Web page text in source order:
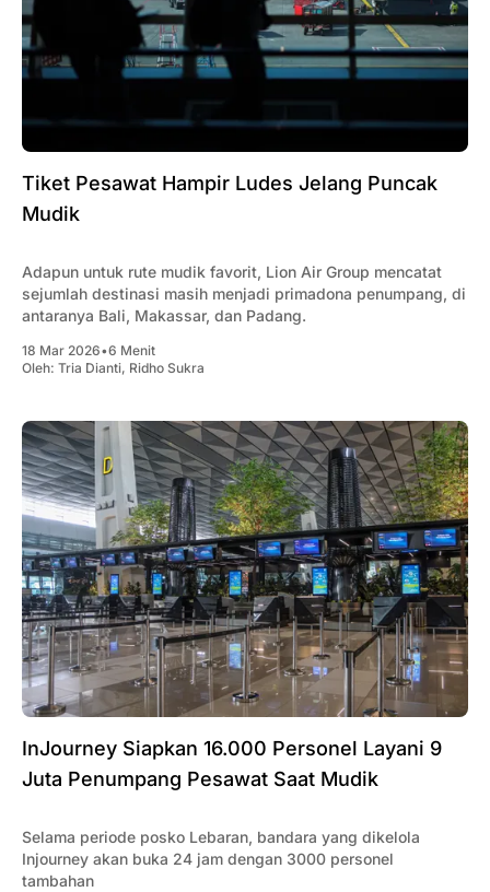
Tiket Pesawat Hampir Ludes Jelang Puncak
Mudik
Adapun untuk rute mudik favorit, Lion Air Group mencatat
sejumlah destinasi masih menjadi primadona penumpang, di
antaranya Bali, Makassar, dan Padang.
18 Mar 2026•6 Menit
Oleh: Tria Dianti, Ridho Sukra
InJourney Siapkan 16.000 Personel Layani 9
Juta Penumpang Pesawat Saat Mudik
Selama periode posko Lebaran, bandara yang dikelola
Injourney akan buka 24 jam dengan 3000 personel
tambahan